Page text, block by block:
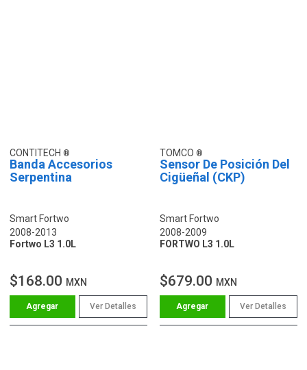
CONTITECH
Banda Accesorios
Serpentina
Smart Fortwo
2008-2013
Fortwo L3 1.0L
$168.00 MXN
Ver Detalles
TOMCO
Sensor De Posición Del
Cigüeñal (CKP)
Smart Fortwo
2008-2009
FORTWO L3 1.0L
$679.00 MXN
Ver Detalles